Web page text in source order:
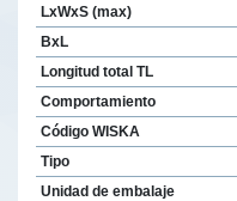
LxWxS (max)
BxL
Longitud total TL
Comportamiento
Código WISKA
Tipo
Unidad de embalaje